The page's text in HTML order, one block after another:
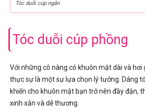
Tóc duỗi cúp ngắn
Tóc duỗi cúp phồng
Với những cô nàng có khuôn mặt dài và hơi
thực sự là một sự lựa chọn lý tưởng. Dáng
khiến cho khuôn mặt bạn trở nên đầy đặn,
xinh xắn và dễ thương.